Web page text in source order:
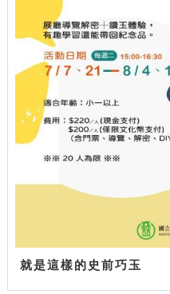
就是這樣的史前巧玉